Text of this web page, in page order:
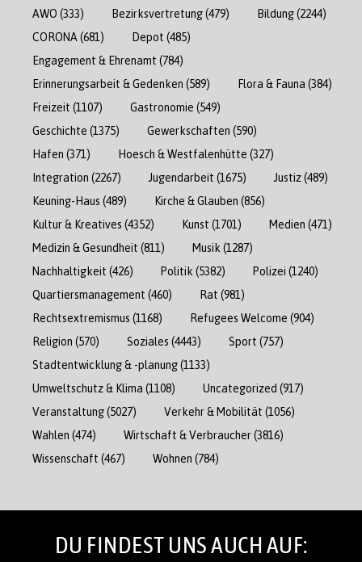
AWO (333) Bezirksvertretung(479) Bildung(2244)
CORONA (681) Depot (485)
Engagement & Ehrenamt (784)
Erinnerungsarbeit & Gedenken (589) Flora & Fauna (384)
Freizeit (1107) Gastronomie (549)
Geschichte (1375) Gewerkschaften (590)
Hafen (371) Hoesch & Westfalenhütte (327)
Integration (2267) Jugendarbeit (1675) Justiz(489)
Keuning-Haus (489) Kirche & Glauben (856)
Kultur & Kreatives (4352) Kunst (1701) Medien (471)
Medizin & Gesundheit (811) Musik (1287)
Nachhaltigkeit (426) Politik (5382) Polizei (1240)
Quartiersmanagement (460) Rat (981)
Rechtsextremismus (1168) Refugees Welcome (904)
Religion (570) Soziales (4443) Sport (757)
Stadtentwicklung & -planung(1133)
Umweltschutz & Klima (1108) Uncategorized (917)
Veranstaltung(5027) Verkehr & Mobilität (1056)
Wahlen (474) Wirtschaft & Verbraucher(3816)
Wissenschaft (467) Wohnen (784)
DU FINDEST UNS AUCH AUF: